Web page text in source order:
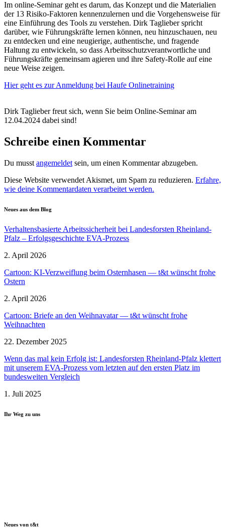
Im online-Seminar geht es darum, das Konzept und die Materialien
der 13 Risiko-Faktoren kennen­zu­lernen und die Vorge­hens­weise für
eine Einführung des Tools zu verstehen. Dirk Taglieber spricht
darüber, wie Führungs­kräfte lernen können, neu hinzu­schauen, neu
zu entdecken und eine neugierige, authen­tische, und fragende
Haltung zu entwi­ckeln, so dass Arbeits­schutz­ver­ant­wort­liche und
Führungs­kräfte gemeinsam agieren und ihre Safety-Rolle auf eine
neue Weise zeigen.
Hier geht es zur Anmeldung bei Haufe Online­training
Dirk Taglieber freut sich, wenn Sie beim Online-Seminar am
12.04.2024 dabei sind!
Schreibe einen Kommentar
Du musst angemeldet sein, um einen Kommentar abzugeben.
Diese Website verwendet Akismet, um Spam zu reduzieren. Erfahre,
wie deine Kommentardaten verarbeitet werden.
Neues aus dem Blog
Verhal­tens­ba­sierte Arbeits­si­cherheit bei Landes­forsten Rheinland-
Pfalz – Erfolgs­ge­schichte EVA-Prozess
2. April 2026
Cartoon: KI-Verzweiflung beim Ostern­hasen — t&t wünscht frohe
Ostern
2. April 2026
Cartoon: Briefe an den Weihnavatar — t&t wünscht frohe
Weihnachten
22. Dezember 2025
Wenn das mal kein Erfolg ist: Landes­forsten Rheinland-Pfalz klettert
mit unserem EVA-Prozess vom letzten auf den ersten Platz im
bundes­weiten Vergleich
1. Juli 2025
Ihr Weg zu uns
Neues von t&t